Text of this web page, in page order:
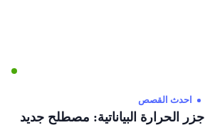
احدث القصص
جزر الحرارة البياناتية: مصطلح جديد